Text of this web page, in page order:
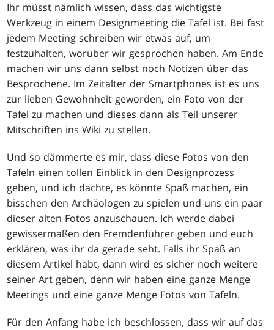
Ihr müsst nämlich wissen, dass das wichtigste
Werkzeug in einem Designmeeting die Tafel ist. Bei fast
jedem Meeting schreiben wir etwas auf, um
festzuhalten, worüber wir gesprochen haben. Am Ende
machen wir uns dann selbst noch Notizen über das
Besprochene. Im Zeitalter der Smartphones ist es uns
zur lieben Gewohnheit geworden, ein Foto von der
Tafel zu machen und dieses dann als Teil unserer
Mitschriften ins Wiki zu stellen.
Und so dämmerte es mir, dass diese Fotos von den
Tafeln einen tollen Einblick in den Designprozess
geben, und ich dachte, es könnte Spaß machen, ein
bisschen den Archäologen zu spielen und uns ein paar
dieser alten Fotos anzuschauen. Ich werde dabei
gewissermaßen den Fremdenführer geben und euch
erklären, was ihr da gerade seht. Falls ihr Spaß an
diesem Artikel habt, dann wird es sicher noch weitere
seiner Art geben, denn wir haben eine ganze Menge
Meetings und eine ganze Menge Fotos von Tafeln.
Für den Anfang habe ich beschlossen, dass wir auf das